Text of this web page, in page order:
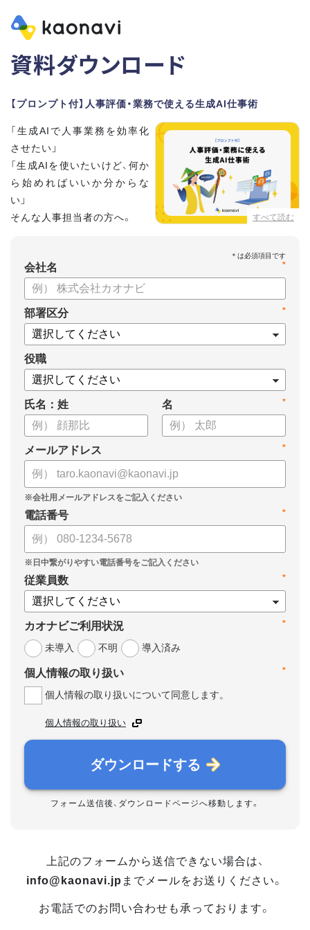
資料ダウンロード
【プロンプト付】人事評価・業務で使える生成AI仕事術
すべて読む
「生成AIで人事業務を効率化
させたい」
「生成AIを使いたいけど、何か
ら始めればいいか分からな
い」
そんな人事担当者の方へ。
本資料では、人事担当者300名の実態調査をもとに現場ですぐ
に役立つ生成AI活用術を紹介しています。
生成AI利用時のポイントや注意事項もまとめているため、これ
から始める方も安心です。評価シートフォーマットの作成や素
案の生成など、コピペで使えるプロンプトも収録！
生成AIを「壁打ち相手」や「作業アシスタント」にして、明日か
らの人事業務を効率化してみませんか？
【資料の内容】
・人事担当者に聞いた「生成AI活用に関する実態調査」
・生成AI利用における注意点やルール
・今日から使えるプロンプト集（人事評価、エンゲージメント業
務）
*
会社名
*
部署区分
役職
氏名：姓 *
名
*
メールアドレス
*
電話番号
*
従業員数
*
カオナビご利用状況
未導入
不明 導入済み
*
個人情報の取り扱い
個人情報の取り扱いについて同意します。
個人情報の取り扱い
ダウンロードする
フォーム送信後、ダウンロードページへ移動します。
上記のフォームから送信できない場合は、
info@kaonavi.jp までメールをお送りください。
お電話でのお問い合わせも承っております。